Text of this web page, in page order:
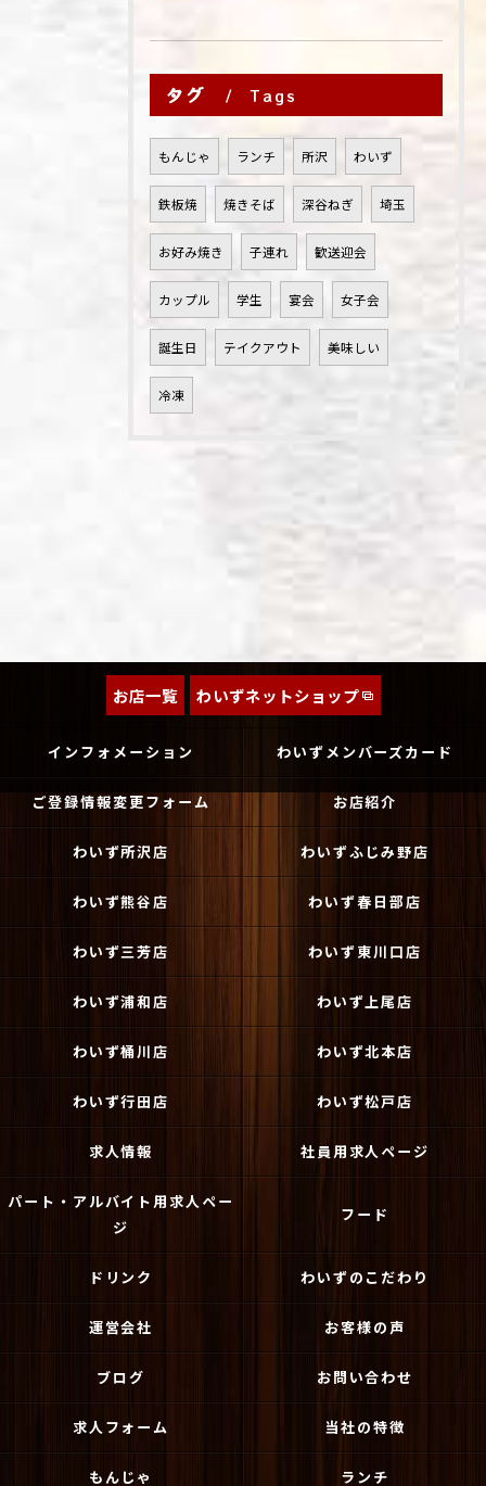
タグ Tags
もんじゃ ランチ 所沢 わいず
鉄板焼 焼きそば 深谷ねぎ 埼玉
お好み焼き 子連れ 歓送迎会
カップル 学生 宴会 女子会
誕生日 テイクアウト 美味しい
冷凍
お店一覧 わいずネットショップ
インフォメーション わいずメンバーズカード
ご登録情報変更フォーム お店紹介
わいず所沢店 わいずふじみ野店
わいず熊谷店 わいず春日部店
わいず三芳店 わいず東川口店
わいず浦和店 わいず上尾店
わいず桶川店 わいず北本店
わいず行田店 わいず松戸店
求人情報 社員用求人ページ
パート・アルバイト用求人ペー
ジ
フード
ドリンク わいずのこだわり
運営会社 お客様の声
ブログ お問い合わせ
求人フォーム 当社の特徴
もんじゃ ランチ